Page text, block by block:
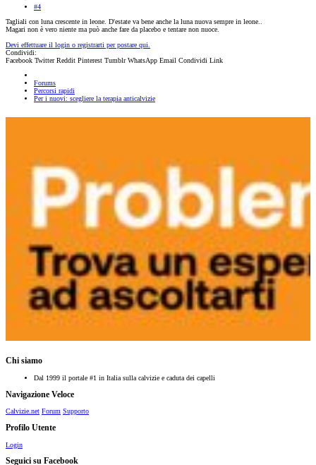
#4
Tagliali con luna crescente in leone. D'estate va bene anche la luna nuova sempre in leone..
Magari non è vero niente ma può anche fare da placebo e tentare non nuoce.
Devi effettuare il login o registrarti per postare qui.
Condividi:
Facebook Twitter Reddit Pinterest Tumblr WhatsApp Email Condividi Link
Forums
Percorsi rapidi
Per i nuovi: scegliere la terapia anticalvizie
Chi siamo
Dal 1999 il portale #1 in Italia sulla calvizie e caduta dei capelli
Navigazione Veloce
Calvizie.net Forum Supporto
Profilo Utente
Login
Seguici su Facebook